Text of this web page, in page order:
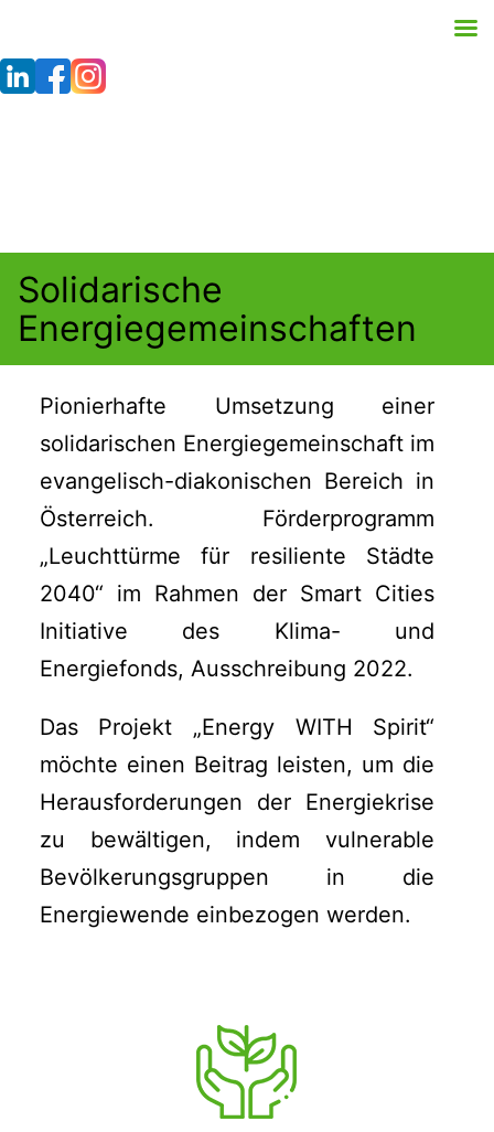
Skip
Solidarische
Energiegemeinschaften
Pionierhafte Umsetzung einer
solidarischen Energiegemeinschaft im
evangelisch-diakonischen Bereich in
Österreich. Förderprogramm
„Leuchttürme für resiliente Städte
2040“ im Rahmen der Smart Cities
Initiative des Klima- und
Energiefonds, Ausschreibung 2022.
Das Projekt „Energy WITH Spirit“
möchte einen Beitrag leisten, um die
Herausforderungen der Energiekrise
zu bewältigen, indem vulnerable
Bevölkerungsgruppen in die
Energiewende einbezogen werden.